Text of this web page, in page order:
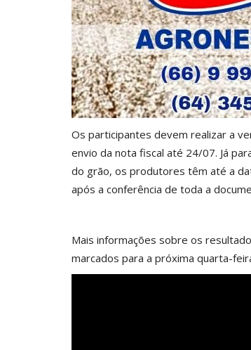
Os participantes devem realizar a
envio da nota fiscal até 24/07. Já
do grão, os produtores têm até a
após a conferência de toda a
Mais informações sobre os
marcados para a próxima quarta-